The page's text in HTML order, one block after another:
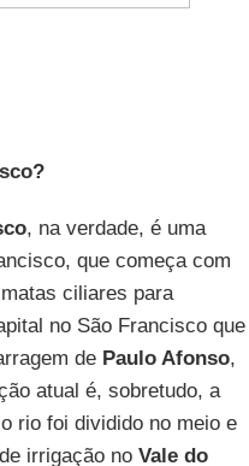
, na verdade, é uma
que começa com
ciliares para
no São Francisco que
de Paulo Afonso,
atual é, sobretudo, a
rio foi dividido no meio e
irrigação no Vale do